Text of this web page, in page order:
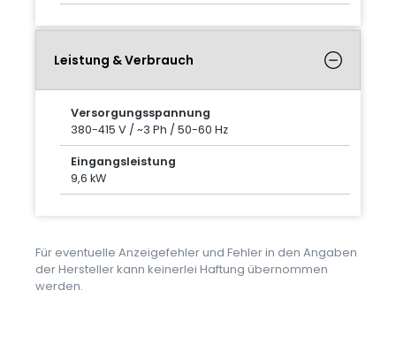
Leistung & Verbrauch
Versorgungsspannung
380-415 V / ~3 Ph / 50-60 Hz
Eingangsleistung
9,6 kW
Für eventuelle Anzeigefehler und Fehler in den Angaben
der Hersteller kann keinerlei Haftung übernommen
werden.